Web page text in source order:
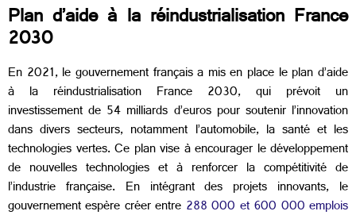
Plan d’aide à la réindustrialisation France
2030
En 2021, le gouvernement français a mis en place le plan d’aide
à la réindustrialisation France 2030, qui prévoit un
investissement de 54 milliards d’euros pour soutenir l’innovation
dans divers secteurs, notamment l’automobile, la santé et les
technologies vertes. Ce plan vise à encourager le développement
de nouvelles technologies et à renforcer la compétitivité de
l’industrie française. En intégrant des projets innovants, le
gouvernement espère créer entre 288 000 et 600 000 emplois